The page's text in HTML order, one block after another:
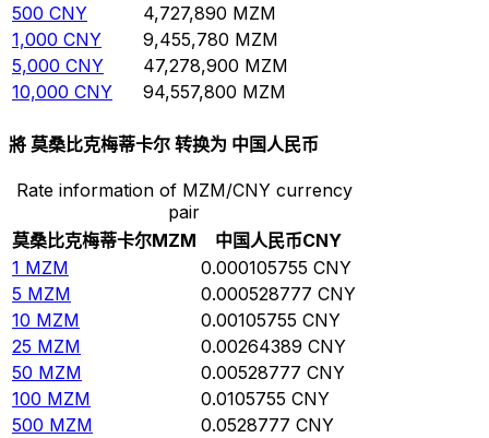
500 CNY 4,727,890 MZM
1,000 CNY 9,455,780 MZM
5,000 CNY 47,278,900 MZM
10,000 CNY 94,557,800 MZM
將 莫桑比克梅蒂卡尔 转换为 中国人民币
Rate information of MZM/CNY currency
pair
莫桑比克梅蒂卡尔MZM 中国人民币CNY
1 MZM 0.000105755 CNY
5 MZM 0.000528777 CNY
10 MZM 0.00105755 CNY
25 MZM 0.00264389 CNY
50 MZM 0.00528777 CNY
100 MZM 0.0105755 CNY
500 MZM 0.0528777 CNY